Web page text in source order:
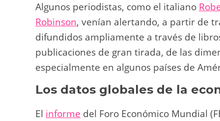
Algunos periodistas, como el italiano
Robinson, venían alertando, a partir de
difundidos ampliamente a través de
publicaciones de gran tirada, de las
especialmente en algunos países de
Los datos globales de la
El informe del Foro Económico Mundial